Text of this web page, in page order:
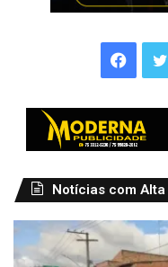
Notícias com